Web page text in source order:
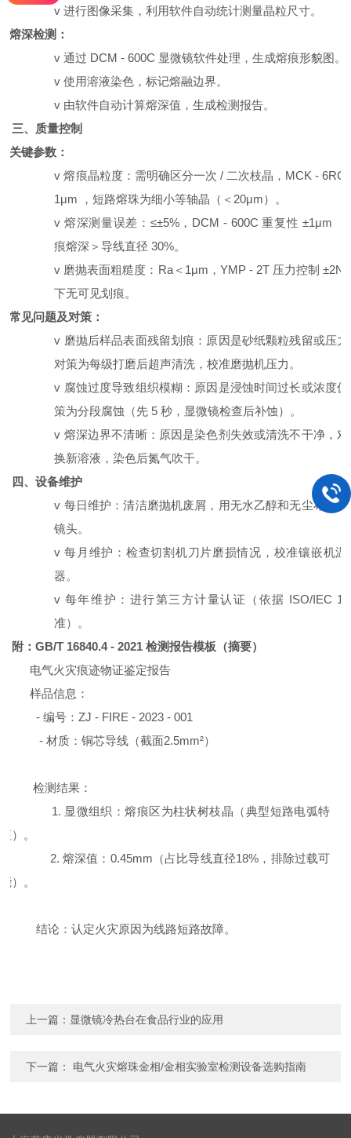
v进行图像采集，利用软件自动统计测量晶粒尺寸。
熔深检测：
v通过 DCM - 600C 显微镜软件处理，生成熔痕形貌图。
v使用溶液染色，标记熔融边界。
v 由软件自动计算熔深值，生成检测报告。
三、质量控制
关键参数：
v熔痕晶粒度：需明确区分一次 / 二次枝晶， MCK - 6RC
1μm ，短路熔珠为细小等轴晶（＜ 20μm）。
v熔深测量误差： ≤±5%， DCM - 600C重复性 ±1μm
痕熔深＞导线直径30%。
v 磨抛表面粗糙度： Ra＜ 1μm ， YMP - 2T 压力控制 ±2N
下无可见划痕。
常见问题及对策：
v 磨抛后样品表面残留划痕：原因是砂纸颗粒残留或压
对策为每级打磨后超声清洗，校准磨抛机压力。
v 腐蚀过度导致组织模糊：原因是浸蚀时间过长或浓度
策为分段腐蚀（先 5秒，显微镜检查后补蚀）。
v 熔深边界不清晰：原因是染色剂失效或清洗不干净，
换新溶液，染色后氮气吹干。
四、设备维护
v 每日维护：清洁磨抛机废屑，用无水乙醇和无尘布擦
镜头。
v每月维护：检查切割机刀片磨损情况，校准镶嵌机温
器。
v 每年维护：进行第三方计量认证（依据 ISO/IEC
准）。
附：GB/T 16840.4 - 2021检测报告模板（摘要）
电气火灾痕迹物证鉴定报告
样品信息：
-编号：ZJ - FIRE - 2023 - 001
-材质：铜芯导线（截面2.5mm²）
检测结果：
1. 显微组织：熔痕区为柱状树枝晶（典型短路电弧特
征）。
2. 熔深值： 0.45mm （占比导线直径18% ，排除过载可
能）。
结论：认定火灾原因为线路短路故障。
上一篇： 显微镜冷热台在食品行业的应用
下一篇： 电气火灾熔珠金相/金相实验室检测设备选购指南